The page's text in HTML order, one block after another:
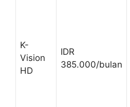
K-
Vision
HD
IDR
385.000/bulan